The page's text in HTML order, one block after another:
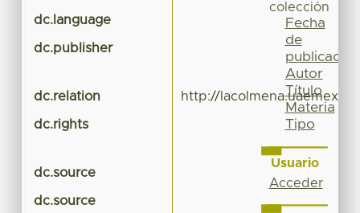
dc.language
dc.publisher
dc.relation http://
dc.rights
dc.source
dc.source
colección
Fecha
de
publicación
Autor
Título
Materia
Tipo
Usuario
Acceder